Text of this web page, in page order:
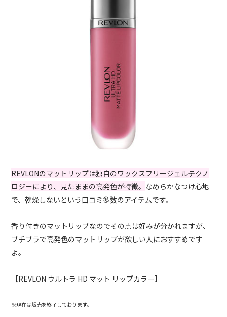
REVLONのマットリップは独自のワックスフリージェルテクノ
ロジーにより、見たままの高発色が特徴。 なめらかなつけ心地
で、乾燥しないという口コミ多数のアイテムです。
香り付きのマットリップなのでその点は好みが分かれますが、
プチプラで高発色のマットリップが欲しい人におすすめです
よ。
【REVLON ウルトラ HD マット リップカラー】
※現在は販売を終了しております。